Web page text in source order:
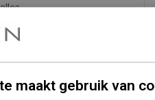
maakt gebruik van